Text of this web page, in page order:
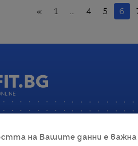
«Назад
1 ... 4 5 6
на Вашите данни е важна